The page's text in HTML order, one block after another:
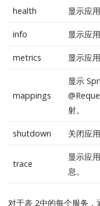
health 显示应
info 显示应
metrics 显示应
mappings
显示
射。
shutdown 关闭应用
trace
显示应
息。
对于表 2中的每个服务，